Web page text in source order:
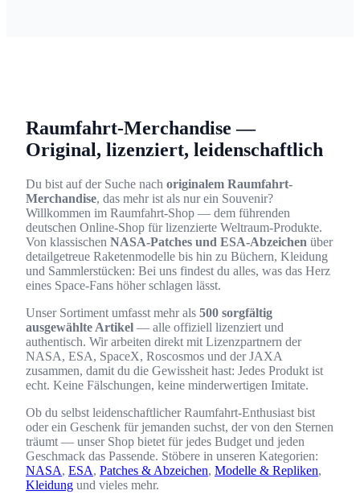
Raumfahrt-Merchandise —
Original, lizenziert, leidenschaftlich
Du bist auf der Suche nach originalem Raumfahrt-
Merchandise, das mehr ist als nur ein Souvenir?
Willkommen im Raumfahrt-Shop — dem führenden
deutschen Online-Shop für lizenzierte Weltraum-Produkte.
Von klassischen NASA-Patches und ESA-Abzeichen über
detailgetreue Raketenmodelle bis hin zu Büchern, Kleidung
und Sammlerstücken: Bei uns findest du alles, was das Herz
eines Space-Fans höher schlagen lässt.
Unser Sortiment umfasst mehr als 500 sorgfältig
ausgewählte Artikel — alle offiziell lizenziert und
authentisch. Wir arbeiten direkt mit Lizenzpartnern der
NASA, ESA, SpaceX, Roscosmos und der JAXA
zusammen, damit du die Gewissheit hast: Jedes Produkt ist
echt. Keine Fälschungen, keine minderwertigen Imitate.
Ob du selbst leidenschaftlicher Raumfahrt-Enthusiast bist
oder ein Geschenk für jemanden suchst, der von den Sternen
träumt — unser Shop bietet für jedes Budget und jeden
Geschmack das Passende. Stöbere in unseren Kategorien:
NASA, ESA, Patches & Abzeichen, Modelle & Repliken,
Kleidung und vieles mehr.